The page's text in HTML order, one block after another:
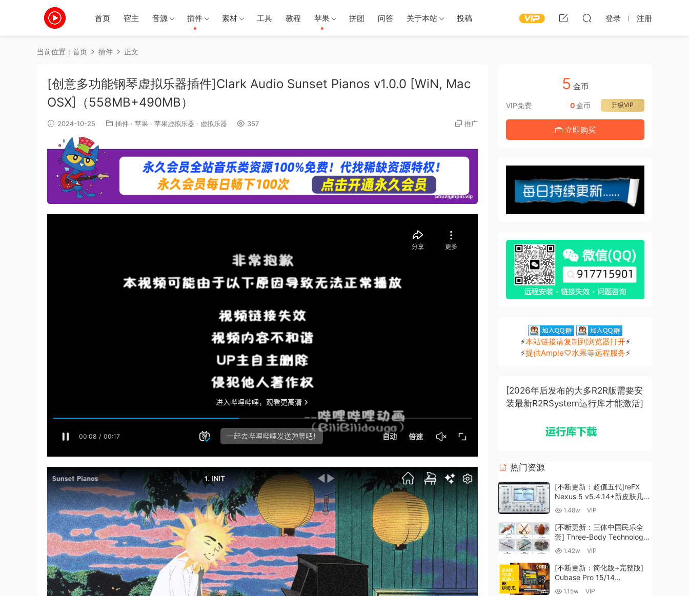
首页 宿主 音源 插件 素材 工具 教程 苹果 拼团 问答 关于本站 投稿 登录 注册
当前位置： 首页 插件 正文
[创意多功能钢琴虚拟乐器插件]Clark Audio Sunset Pianos v1.0.0 [WiN, Mac
OSX]（558MB+490MB）
2024-10-25 插件 · 苹果 · 苹果虚拟乐器 · 虚拟乐器 357 推广
5 金币
VIP免费 升级VIP
0金币
立即购买
⚡本站链接请复制到浏览器打开⚡
⚡提供Ample♡水果等远程服务⚡
[2026年后发布的大多R2R版需要安
装最新R2RSystem运行库才能激活]
热门资源
[不断更新：超值五代]reFX
Nexus 5 v5.4.14+新皮肤几十
套+原厂+全套扩展+教程
1.48w VIP
[不断更新：三体中国民乐全
套] Three-Body Technology-
R2R [WiN, MacOSX]
1.42w VIP
[不断更新：简化版+完整版]
Cubase Pro 15/14
VR/R2R/U2B+原厂音源+插件
1.15w VIP